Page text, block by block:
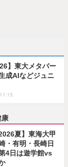
】東大メタバー
成AIなどジュニ
康
夏】東海大甲
・有明・長崎日
4日は遊学館vs